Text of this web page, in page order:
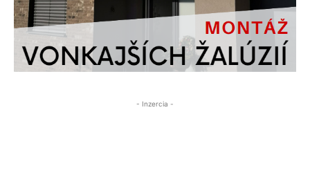
- Inzercia -